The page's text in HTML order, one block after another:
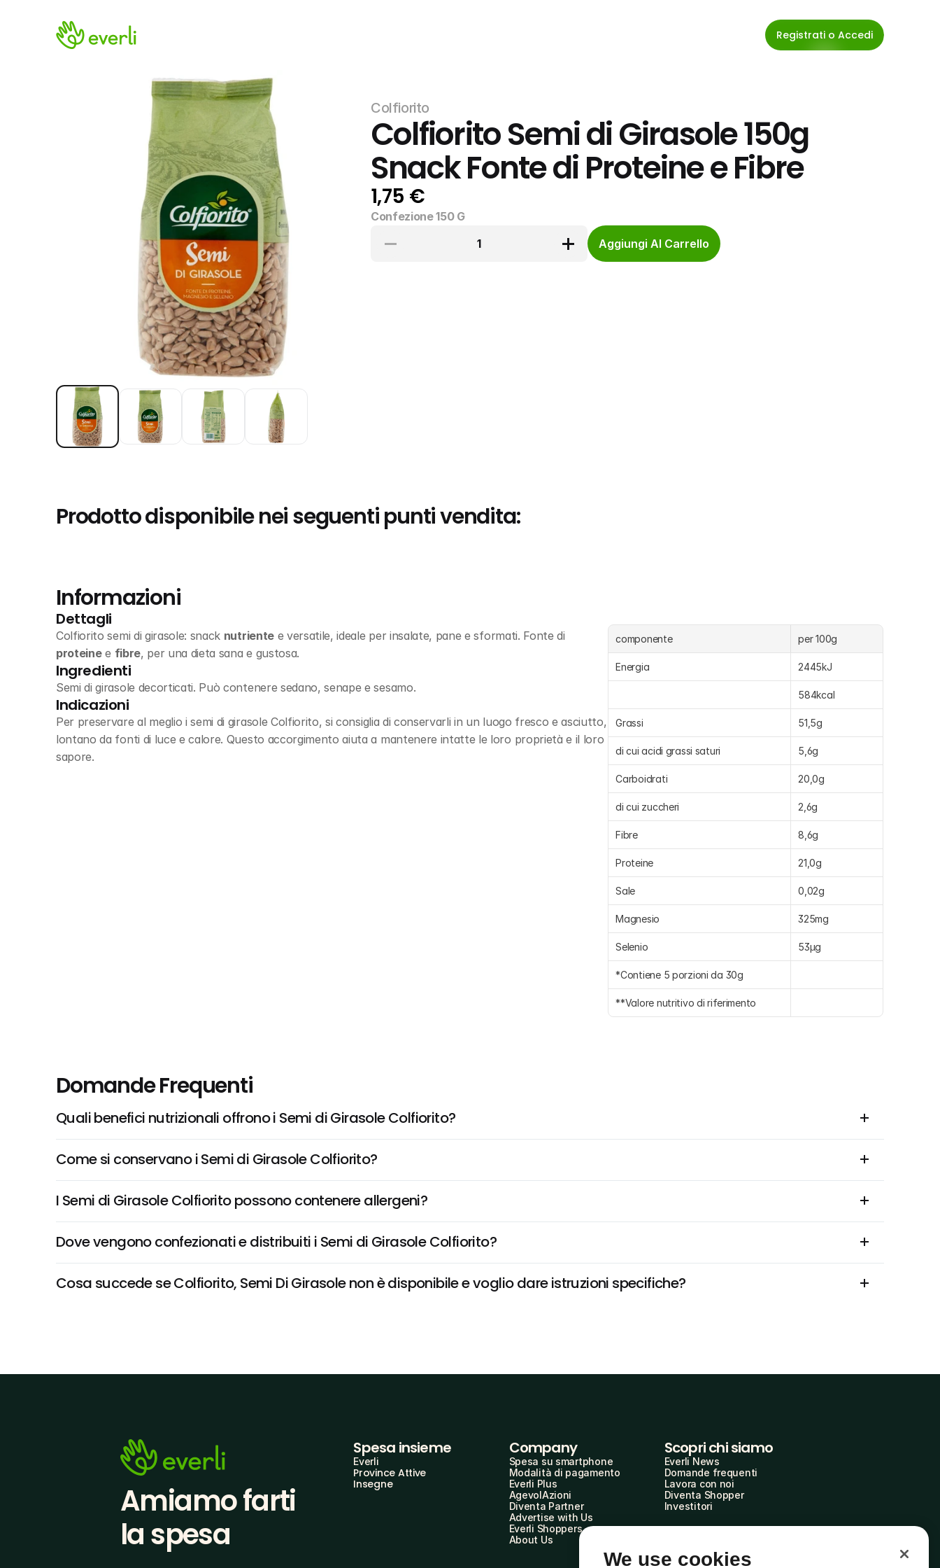
Registrati o Accedi
Colfiorito
Colfiorito Semi di Girasole 150g
Snack Fonte di Proteine e Fibre
1,75 €
Confezione 150 G
1
Aggiungi Al Carrello
Prodotto disponibile nei seguenti punti vendita:
Informazioni
Dettagli
Colfiorito semi di girasole: snack nutriente
proteine e fibre, per una dieta sana e gustosa.
Ingredienti
Semi di girasole decorticati. Può contenere sedano, senape e sesamo.
Indicazioni
Per preservare al meglio i semi di girasole Colfiorito, si consiglia di conservarli in un luogo fresco e asciutto,
lontano da fonti di luce e calore. Questo accorgimento aiuta a mantenere intatte le loro proprietà e il loro
sapore.
componente per 100g
Energia 2445kJ
584kcal
Grassi 51,5g
di cui acidi grassi saturi 5,6g
Carboidrati 20,0g
di cui zuccheri 2,6g
Fibre 8,6g
Proteine 21,0g
Sale 0,02g
Magnesio 325mg
Selenio 53µg
*Contiene 5 porzioni da 30g
**Valore nutritivo di riferimento
Domande Frequenti
Quali benefici nutrizionali offrono i Semi di Girasole Colfiorito?
Come si conservano i Semi di Girasole Colfiorito?
I Semi di Girasole Colfiorito possono contenere allergeni?
Dove vengono confezionati e distribuiti i Semi di Girasole Colfiorito?
Cosa succede se Colfiorito, Semi Di Girasole non è disponibile e voglio dare istruzioni specifiche?
Amiamo farti
la spesa
Spesa insieme
Everli
Province Attive
Insegne
Company
Spesa su smartphone
Modalità di pagamento
Everli Plus
AgevolAzioni
Diventa Partner
Advertise with Us
Everli Shoppers
About Us
Scopri chi siamo
Everli News
Domande frequenti
Lavora con noi
Diventa Shopper
Investitori
We use cookies